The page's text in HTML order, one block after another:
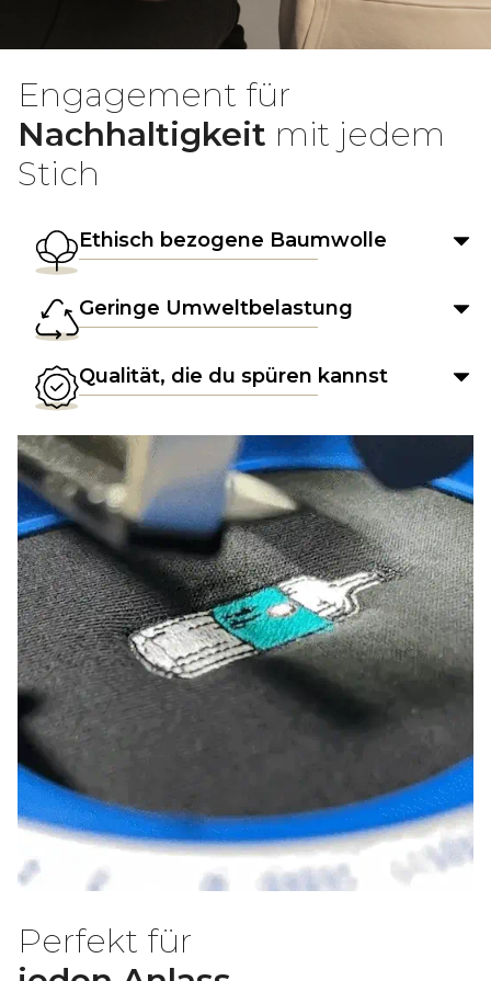
Engagement für
Nachhaltigkeit mit jedem
Stich
Ethisch bezogene Baumwolle
Geringe Umweltbelastung
Qualität, die du spüren kannst
Perfekt für